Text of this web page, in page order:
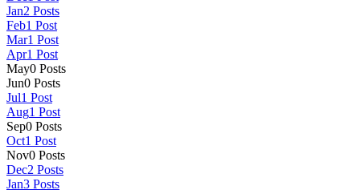
Jan2 Posts
Feb1 Post
Mar1 Post
Apr1 Post
May0 Posts
Jun0 Posts
Jul1 Post
Aug1 Post
Sep0 Posts
Oct1 Post
Nov0 Posts
Dec2 Posts
Jan3 Posts